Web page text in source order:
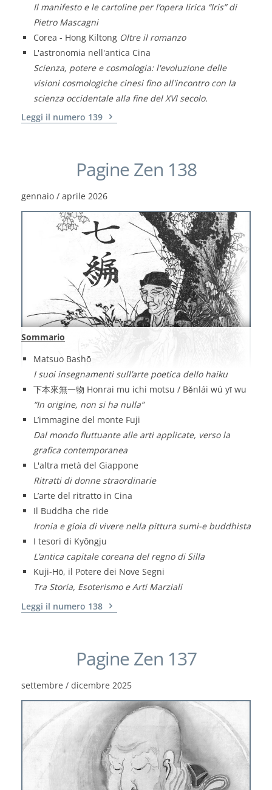
Il manifesto e le cartoline per l’opera lirica “Iris” di
Pietro Mascagni
Corea - Hong Kiltong Oltre il romanzo
L'astronomia nell'antica Cina
Scienza, potere e cosmologia: l'evoluzione delle
visioni cosmologiche cinesi fino all'incontro con la
scienza occidentale alla fine del XVI secolo.
Leggi il numero 139
Pagine Zen 138
gennaio / aprile 2026
Sommario
Matsuo Bashō
I suoi insegnamenti sull’arte poetica dello haiku
下本來無一物 Honrai mu ichi motsu / Běnlái wú yī wu
“In origine, non si ha nulla”
L’immagine del monte Fuji
Dal mondo fluttuante alle arti applicate, verso la
grafica contemporanea
L'altra metà del Giappone
Ritratti di donne straordinarie
L’arte del ritratto in Cina
Il Buddha che ride
Ironia e gioia di vivere nella pittura sumi-e buddhista
I tesori di Kyŏngju
L’antica capitale coreana del regno di Silla
Kuji-Hō, il Potere dei Nove Segni
Tra Storia, Esoterismo e Arti Marziali
Leggi il numero 138
Pagine Zen 137
settembre / dicembre 2025